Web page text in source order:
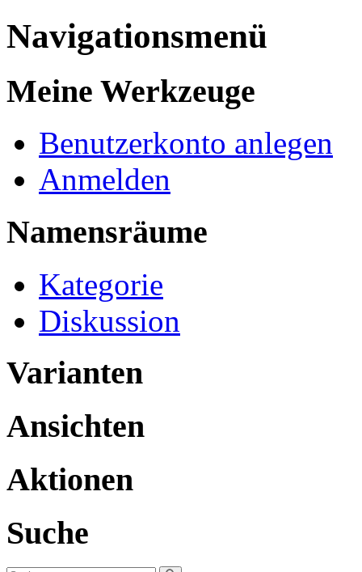
Navigationsmenü
Meine Werkzeuge
Benutzerkonto anlegen
Anmelden
Namensräume
Kategorie
Diskussion
Varianten
Ansichten
Aktionen
Suche